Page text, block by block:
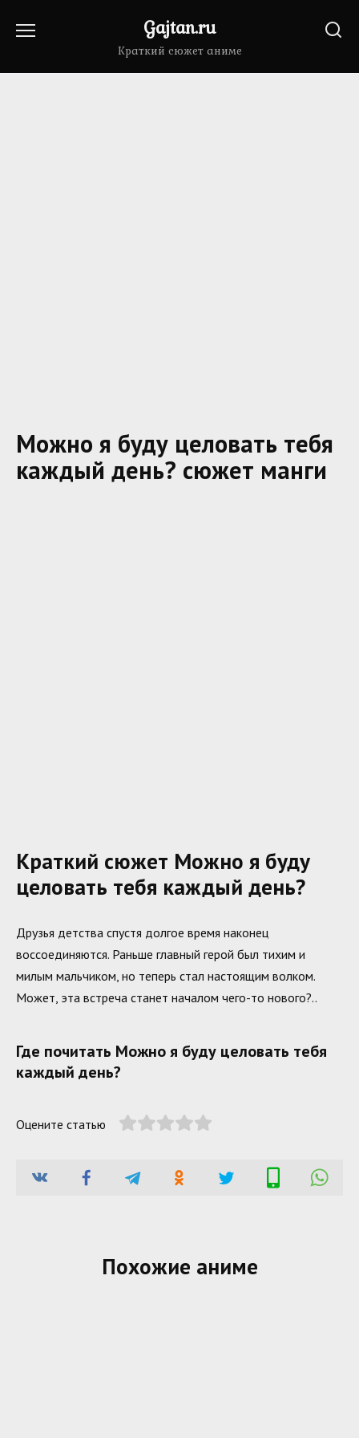
Gajtan.ru
Краткий сюжет аниме
Можно я буду целовать тебя
каждый день? сюжет манги
Краткий сюжет Можно я буду
целовать тебя каждый день?
Друзья детства спустя долгое время наконец
воссоединяются. Раньше главный герой был тихим и
милым мальчиком, но теперь стал настоящим волком.
Может, эта встреча станет началом чего-то нового?..
Где почитать Можно я буду целовать тебя
каждый день?
Оцените статью
Похожие аниме